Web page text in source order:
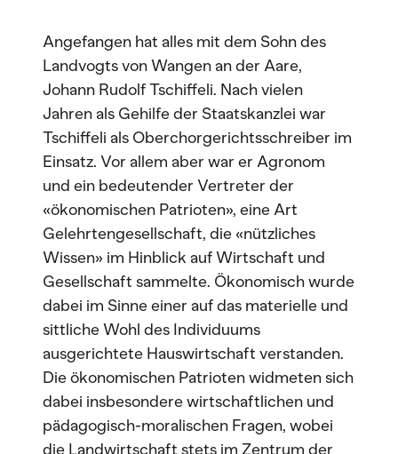
Angefangen hat alles mit dem Sohn des
Landvogts von Wangen an der Aare,
Johann Rudolf Tschiffeli. Nach vielen
Jahren als Gehilfe der Staatskanzlei war
Tschiffeli als Oberchorgerichtsschreiber im
Einsatz. Vor allem aber war er Agronom
und ein bedeutender Vertreter der
«ökonomischen Patrioten», eine Art
Gelehrtengesellschaft, die «nützliches
Wissen» im Hinblick auf Wirtschaft und
Gesellschaft sammelte. Ökonomisch wurde
dabei im Sinne einer auf das materielle und
sittliche Wohl des Individuums
ausgerichtete Hauswirtschaft verstanden.
Die ökonomischen Patrioten widmeten sich
dabei insbesondere wirtschaftlichen und
pädagogisch-moralischen Fragen, wobei
die Landwirtschaft stets im Zentrum der